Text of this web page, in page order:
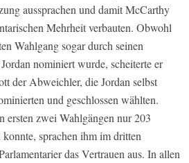
aussprachen und damit McCarthy
Mehrheit verbauten. Obwohl
Wahlgang sogar durch seinen
nominiert wurde, scheiterte er
der Abweichler, die Jordan selbst
und geschlossen wählten.
ersten zwei Wahlgängen nur 203
sprachen ihm im dritten
das Vertrauen aus. In allen